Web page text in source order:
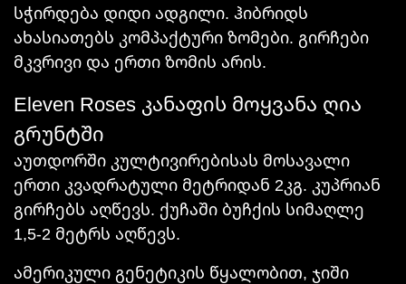
სჭირდება დიდი ადგილი. ჰიბრიდს
ახასიათებს კომპაქტური ზომები. გირჩები
მკვრივი და ერთი ზომის არის.
Eleven Roses კანაფის მოყვანა ღია
გრუნტში
აუთდორში კულტივირებისას მოსავალი
ერთი კვადრატული მეტრიდან 2კგ. კუპრიან
გირჩებს აღწევს. ქუჩაში ბუჩქის სიმაღლე
1,5-2 მეტრს აღწევს.
ამერიკული გენეტიკის წყალობით, ჯიში